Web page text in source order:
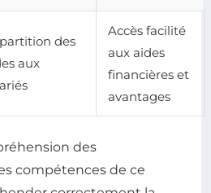
des
aux
Accès facilité
aux aides
financières et
avantages
des
compétences de ce